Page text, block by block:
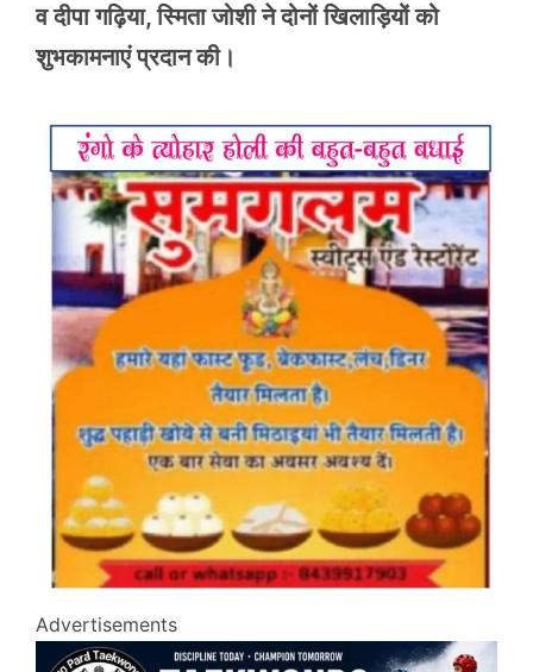
व दीपा गढ़िया, स्मिता जोशी ने दोनों खिलाड़ियों को
शुभकामनाएं प्रदान की।
Advertisements